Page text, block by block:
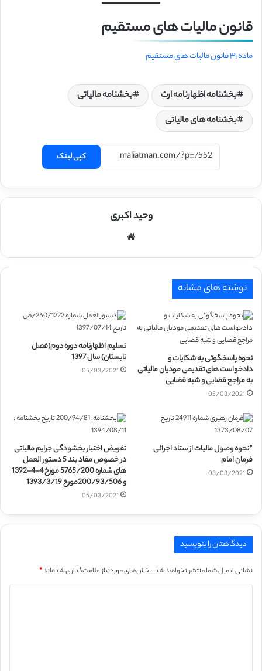
قانون مالیات های مستقیم
ماده ۳۱ قانون مالیات های مستقیم
بخشنامه اظهارنامه ارث
بخشنامه مالیاتی
بخشنامه های مالیاتی
کپی لینک
وحید اکبری
نوشته های مشابه
نحوه پاسخگوئی به شکایات و
دادخواست های تقدیمی مودیان مالیاتی
به مراجع قضایی و شبه قضایی
05/03/2021
تسلیم اظهارنامه دوره دوم(فصل
تابستان) سال 1397
05/03/2021
*نحوه وصول مالیات از ستاد اجرائی
فرمان امام
03/03/2021
تفویض اختیار بخشودگی جرایم مالیاتی
در خصوص مفاد بند 5 دستور العمل
های شماره 5765/200 مورخ 4-4-1392
و 200/93/506مورخ 1393/3/19
05/03/2021
دیدگاهتان را بنویسید
نشانی ایمیل شما منتشر نخواهد شد.بخش‌های موردنیاز علامت‌گذاری شده‌اند*